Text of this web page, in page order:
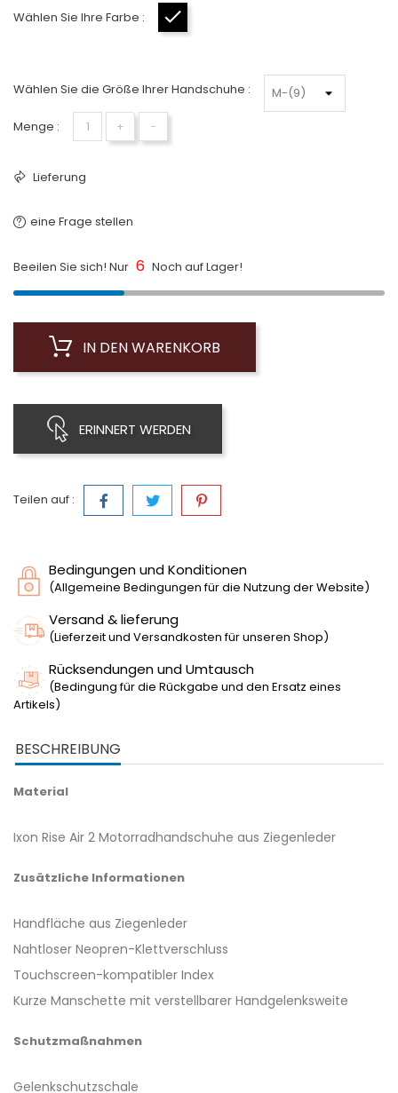
Wählen Sie Ihre Farbe :
Wählen Sie die Größe Ihrer Handschuhe :
Menge : + −
Lieferung
eine Frage stellen
Beeilen Sie sich! Nur 6 Noch auf Lager!
IN DEN WARENKORB
ERINNERT WERDEN
Teilen auf :
Bedingungen und Konditionen
(Allgemeine Bedingungen für die Nutzung der Website)
Versand & lieferung
(Lieferzeit und Versandkosten für unseren Shop)
Rücksendungen und Umtausch
(Bedingung für die Rückgabe und den Ersatz eines
Artikels)
BESCHREIBUNG
Material
Ixon Rise Air 2 Motorradhandschuhe aus Ziegenleder
Zusätzliche Informationen
Handfläche aus Ziegenleder
Nahtloser Neopren-Klettverschluss
Touchscreen-kompatibler Index
Kurze Manschette mit verstellbarer Handgelenksweite
Schutzmaßnahmen
Gelenkschutzschale